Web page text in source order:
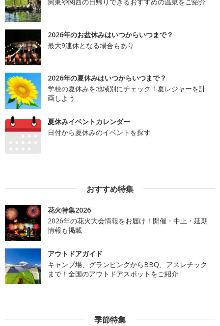
2026年のお盆休みはいつからいつまで？
最大9連休となる場合もあり
2026年の夏休みはいつからいつまで？
学校の夏休みを地域別にチェック！夏レジャーを計
画しよう
夏休みイベントカレンダー
日付から夏休みのイベントを探す
おすすめ特集
花火特集2026
2026年の花火大会情報をお届け！開催・中止・延期
情報も掲載
アウトドアガイド
キャンプ場、グランピングからBBQ、アスレチック
まで！全国のアウトドアスポットをご紹介
季節特集